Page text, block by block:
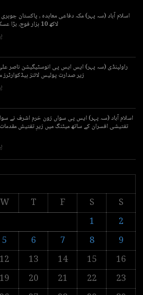
لاکھ 10 ہزار فوج, بڑا عسکری ستون
راولپنڈی (سہ پہر) ایس ایس پی انوسٹیگیشن ناصر
زیر صدارت پولیس لائنز
اسلام آباد (سہ پہر) ایس پی سواں زون خرم اشرف نے
تفتیشی افسران کے ساتھ میٹنگ میں زیرِ تفتیش
W T F S
S
1
2
5 6 7 8
9
12 13 14 15
16
19 20 21 22
23